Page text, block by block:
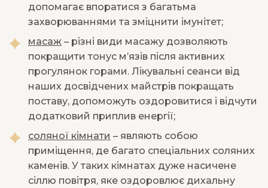
допомагає впоратися з багатьма
захворюваннями та зміцнити імунітет;
масаж – різні види масажу дозволяють
покращити тонус м’язів після активних
прогулянок горами. Лікувальні сеанси від
наших досвідчених майстрів покращать
поставу, допоможуть оздоровитися і відчути
додатковий приплив енергії;
соляної кімнати – являють собою
приміщення, де багато спеціальних соляних
каменів. У таких кімнатах дуже насичене
сіллю повітря, яке оздоровлює дихальну